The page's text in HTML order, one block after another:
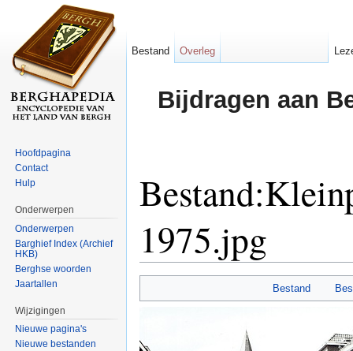
Bijdragen aan
1975.jpg
Bestand
Bestand Overleg
Hoofdpagina
Contact
Hulp
Onderwerpen
Onderwerpen
Barghief Index (Archief
HKB)
Berghse woorden
Jaartallen
Wijzigingen
Nieuwe pagina's
Nieuwe bestanden